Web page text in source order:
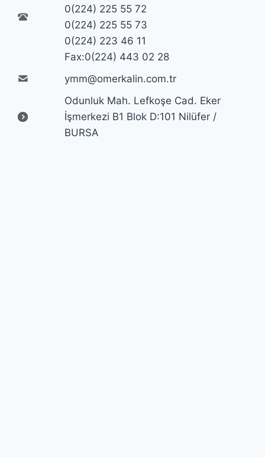
0(224) 225 55 72
0(224) 225 55 73
0(224) 223 46 11
Fax:0(224) 443 02 28
ymm@omerkalin.com.tr
Odunluk Mah. Lefkoşe Cad. Eker
İşmerkezi B1 Blok D:101 Nilüfer /
BURSA